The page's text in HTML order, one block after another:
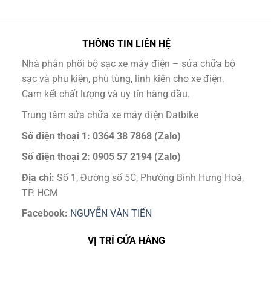
THÔNG TIN LIÊN HỆ
Nhà phân phối bộ sạc xe máy điện – sửa chữa bộ
sạc và phụ kiện, phù tùng, linh kiện cho xe điện.
Cam kết chất lượng và uy tín hàng đầu.
Trung tâm sửa chữa xe máy điện Datbike
Số điện thoại 1: 0364 38 7868 (Zalo)
Số điện thoại 2: 0905 57 2194 (Zalo)
Địa chỉ: Số 1, Đường số 5C, Phường Bình Hưng Hoà,
TP. HCM
Facebook: NGUYỄN VĂN TIẾN
VỊ TRÍ CỬA HÀNG